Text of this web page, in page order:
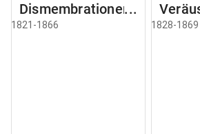
Dismembrationen
Domainen-
1821-1866
und
1828-1869